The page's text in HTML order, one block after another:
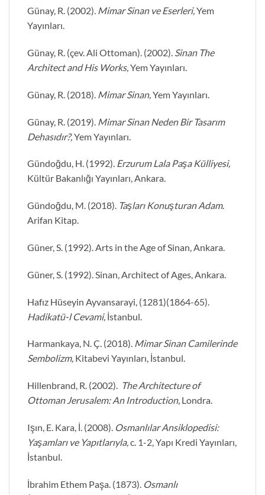
Günay, R. (2002). Mimar Sinan ve Eserleri,Yem
Yayınları.
Günay, R. (çev. Ali Ottoman). (2002). Sinan The
Architect and His Works,Yem Yayınları.
Günay, R. (2018). Mimar Sinan, Yem Yayınları.
Günay, R. (2019). Mimar Sinan Neden Bir Tasarım
Dehasıdır?,Yem Yayınları.
Gündoğdu, H. (1992). Erzurum Lala Paşa Külliyesi,
Kültür Bakanlığı Yayınları, Ankara.
Gündoğdu, M. (2018). Taşları Konuşturan Adam.
Arifan Kitap.
Güner, S. (1992). Arts in the Age of Sinan, Ankara.
Güner, S. (1992). Sinan, Architect of Ages, Ankara.
Hafız Hüseyin Ayvansarayi, (1281)(1864-65).
Hadikatü-l Cevami, İstanbul.
Harmankaya, N. Ç. (2018). Mimar Sinan Camilerinde
Sembolizm,Kitabevi Yayınları, İstanbul.
Hillenbrand, R. (2002). The Architecture of
Ottoman Jerusalem: An Introduction, Londra.
Işın, E. Kara, İ. (2008). Osmanlılar Ansiklopedisi:
Yaşamları ve Yapıtlarıyla,c. 1-2, Yapı Kredi Yayınları,
İstanbul.
İbrahim Ethem Paşa. (1873). Osmanlı